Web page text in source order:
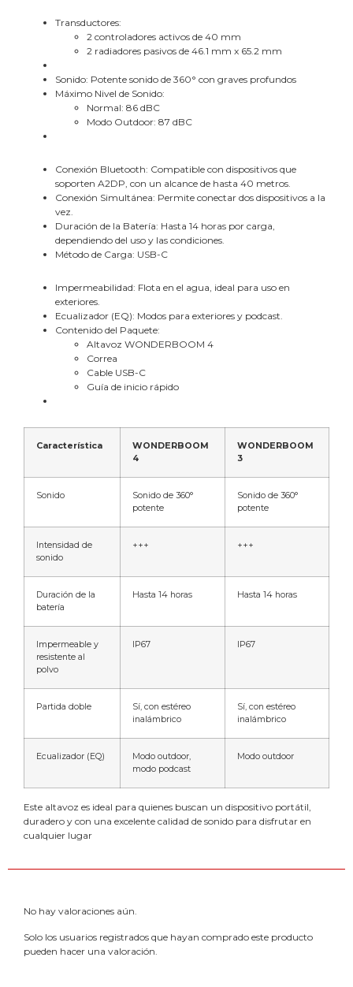
Transductores:
2 controladores activos de 40 mm
2 radiadores pasivos de 46.1 mm x 65.2 mm
Sonido: Potente sonido de 360° con graves profundos
Máximo Nivel de Sonido:
Normal: 86 dBC
Modo Outdoor: 87 dBC
Conexión Bluetooth: Compatible con dispositivos que
soporten A2DP, con un alcance de hasta 40 metros.
Conexión Simultánea: Permite conectar dos dispositivos a la
vez.
Duración de la Batería: Hasta 14 horas por carga,
dependiendo del uso y las condiciones.
Método de Carga: USB-C
Impermeabilidad: Flota en el agua, ideal para uso en
exteriores.
Ecualizador (EQ): Modos para exteriores y podcast.
Contenido del Paquete:
Altavoz WONDERBOOM 4
Correa
Cable USB-C
Guía de inicio rápido
Característica
WONDERBOOM
4
WONDERBOOM
3
Sonido
Sonido de 360°
potente
Sonido de 360°
potente
Intensidad de
sonido
+++ +++
Duración de la
batería
Hasta 14 horas Hasta 14 horas
Impermeable y
resistente al
polvo
IP67 IP67
Partida doble
Sí, con estéreo
inalámbrico
Sí, con estéreo
inalámbrico
Ecualizador (EQ)
Modo outdoor,
modo podcast
Modo outdoor
Este altavoz es ideal para quienes buscan un dispositivo portátil,
duradero y con una excelente calidad de sonido para disfrutar en
cualquier lugar
No hay valoraciones aún.
Solo los usuarios registrados que hayan comprado este producto
pueden hacer una valoración.